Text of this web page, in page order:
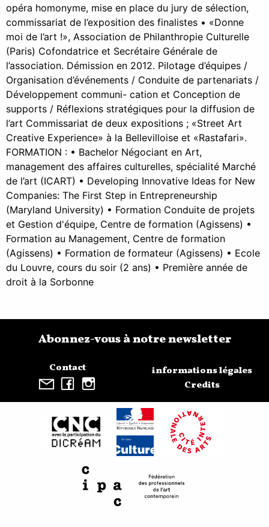
opéra homonyme, mise en place du jury de sélection,
commissariat de l’exposition des finalistes • «Donne
moi de l’art !», Association de Philanthropie Culturelle
(Paris) Cofondatrice et Secrétaire Générale de
l’association. Démission en 2012. Pilotage d’équipes /
Organisation d’événements / Conduite de partenariats /
Développement communi- cation et Conception de
supports / Réflexions stratégiques pour la diffusion de
l’art Commissariat de deux expositions ; «Street Art
Creative Experience» à la Bellevilloise et «Rastafari».
FORMATION : • Bachelor Négociant en Art,
management des affaires culturelles, spécialité Marché
de l’art (ICART) • Developing Innovative Ideas for New
Companies: The First Step in Entrepreneurship
(Maryland University) • Formation Conduite de projets
et Gestion d'équipe, Centre de formation (Agissens) •
Formation au Management, Centre de formation
(Agissens) • Formation de formateur (Agissens) • Ecole
du Louvre, cours du soir (2 ans) • Première année de
droit à la Sorbonne
Contact
Abonnez-vous à notre newsletter
informations légales
Credits